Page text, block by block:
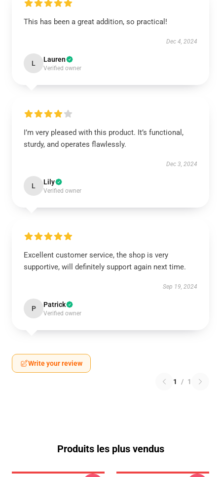
This has been a great addition, so practical!
Dec 4, 2024
L Lauren
Verified owner
I’m very pleased with this product. It’s functional,
sturdy, and operates flawlessly.
Dec 3, 2024
L Lily
Verified owner
Excellent customer service, the shop is very
supportive, will definitely support again next time.
Sep 19, 2024
P Patrick
Verified owner
Write your review
1 / 1
Produits les plus vendus